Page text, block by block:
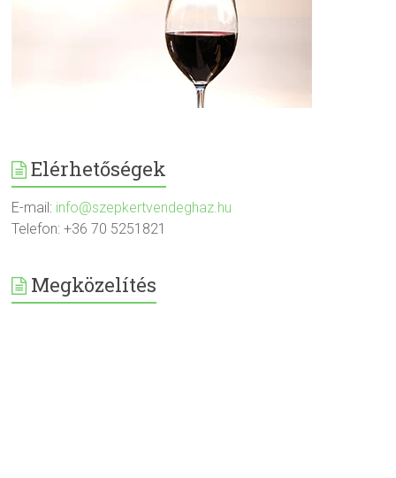
Elérhetőségek
E-mail: info@szepkertvendeghaz.hu
Telefon: +36 70 5251821
Megközelítés